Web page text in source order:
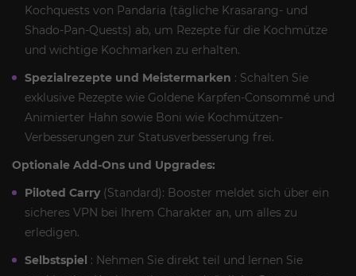
Kochquests von Pandaria (tägliche Krasarang- und
Shado-Pan-Quests) ab, um Rezepte für die Kochmütze
und wichtige Kochmarken zu erhalten.
Spezialrezepte und Meistermarken : Schalten Sie
exklusive Rezepte wie Goldene Karpfen-Consommé und
Animierter Hahn sowie Boni wie Kochmützen-
Verbesserungen zur Statusverbesserung frei.
Optionale Add-Ons und Upgrades:
Piloted Carry(Standard): Booster meldet sich über ein
sicheres VPN bei Ihrem Charakter an, um alles zu
erledigen.
Selbstspiel : Nehmen Sie direkt teil und lernen Sie